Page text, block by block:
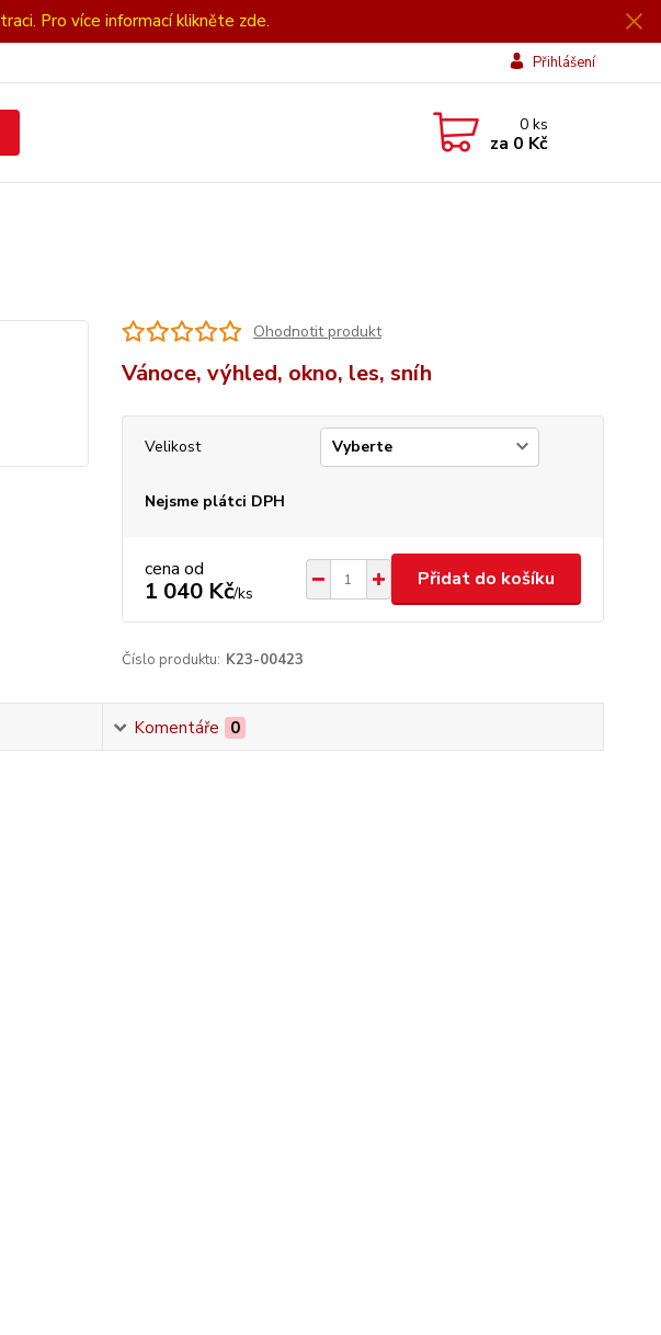
Pro více informací klikněte zde.
Přihlášení
0ks
za 0 Kč
Ohodnotit produkt
Vánoce, výhled, okno, les, sníh
Velikost
Nejsme plátci DPH
cena od
1 040 Kč/ks
Přidat do košíku
Číslo produktu: K23-00423
Komentáře 0